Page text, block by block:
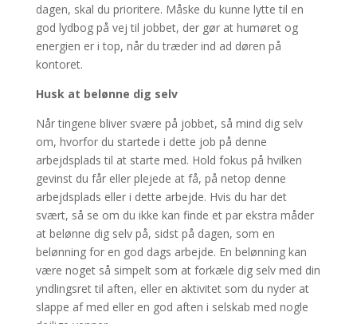
dagen, skal du prioritere. Måske du kunne lytte til en
god lydbog på vej til jobbet, der gør at humøret og
energien er i top, når du træder ind ad døren på
kontoret.
Husk at belønne dig selv
Når tingene bliver svære på jobbet, så mind dig selv
om, hvorfor du startede i dette job på denne
arbejdsplads til at starte med. Hold fokus på hvilken
gevinst du får eller plejede at få, på netop denne
arbejdsplads eller i dette arbejde. Hvis du har det
svært, så se om du ikke kan finde et par ekstra måder
at belønne dig selv på, sidst på dagen, som en
belønning for en god dags arbejde. En belønning kan
være noget så simpelt som at forkæle dig selv med din
yndlingsret til aften, eller en aktivitet som du nyder at
slappe af med eller en god aften i selskab med nogle